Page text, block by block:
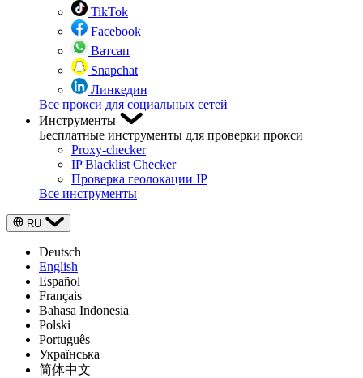
TikTok
Facebook
Ватсап
Snapchat
Линкедин
Все прокси для социальных сетей
Инструменты
Бесплатные инструменты для проверки прокси
Proxy-checker
IP Blacklist Checker
Проверка геолокации IP
Все инструменты
RU
Deutsch
English
Español
Français
Bahasa Indonesia
Polski
Português
Українська
简体中文